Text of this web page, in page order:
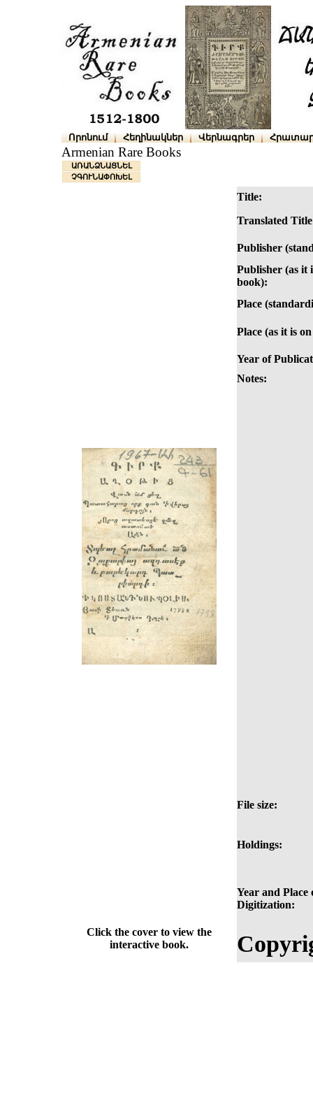
Որոնում Հեղինակներ Վերնագրեր
Armenian Rare Books
ԱՌԱՆՁՆԱՑՆԵԼ
ՉԳՈՒՆԱՓՈԽԵԼ
Title:
Translated
Publisher
Publisher (as it
book):
Place
Place (as it is
Year of
Notes:
File size:
Holdings:
Year and Place
Digitization:
Click the cover to view the
interactive book.